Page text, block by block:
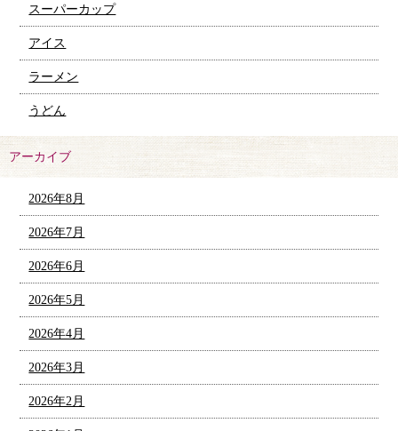
スーパーカップ
アイス
ラーメン
うどん
アーカイブ
2026年8月
2026年7月
2026年6月
2026年5月
2026年4月
2026年3月
2026年2月